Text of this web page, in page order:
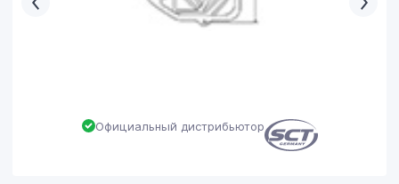
Официальный дистрибьютор